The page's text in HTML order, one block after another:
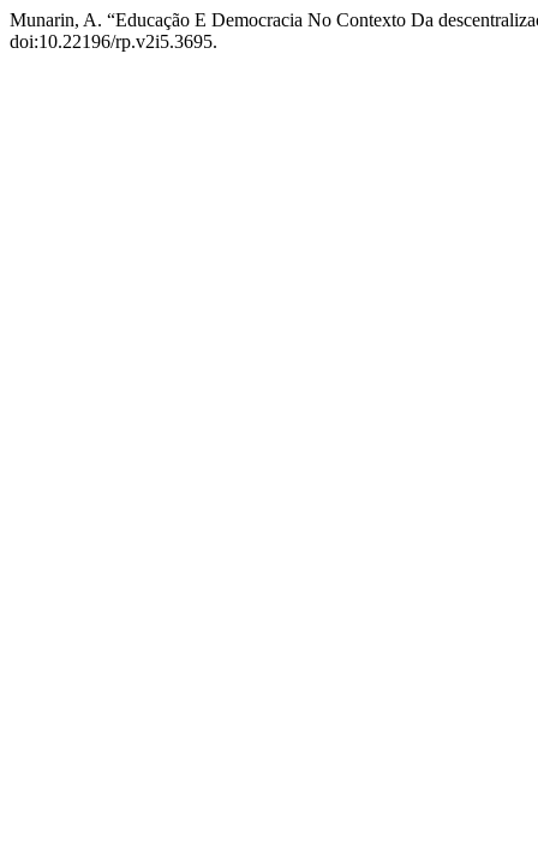
Munarin, A. “Educação E Democracia No Contexto Da
doi:10.22196/rp.v2i5.3695.